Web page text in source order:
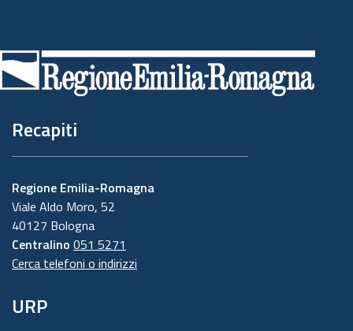
di
pagina
Recapiti
Regione Emilia-Romagna
Viale Aldo Moro, 52
40127 Bologna
Centralino 051 5271
Cerca telefoni o indirizzi
URP